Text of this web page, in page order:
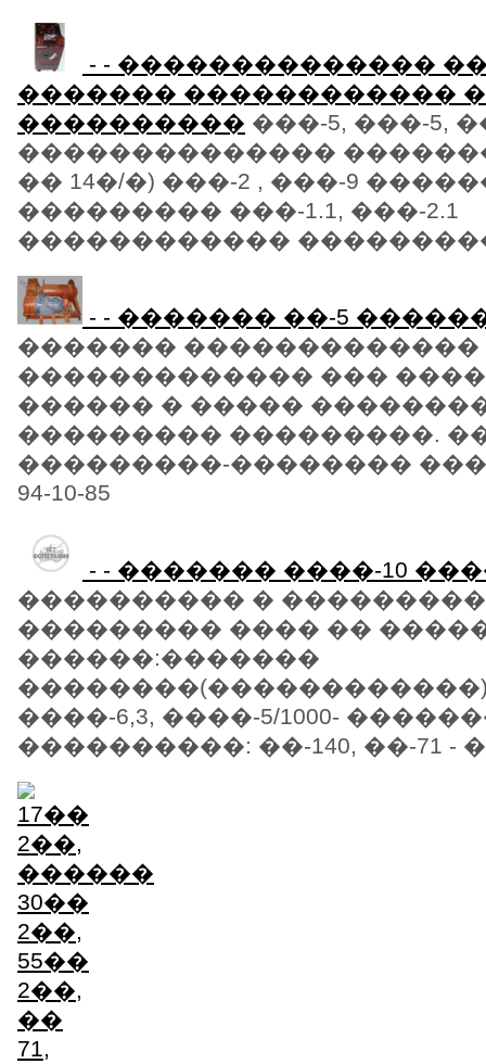
- - ��������������
������� ������������
���������� ���-5, ���-5,
��������������
�� 14�/�) ���-2 , ���-9
��������� ���-1.1, ���-2.1
������������
- - ������� ��-5
������� �������������
������������� ���
������ � �����
��������� ���������.
���������-��������
94-10-85
- - ������� ����-10
���������� �
��������� ���� ��
������:�������
��������(������������):
����-6,3, ����-5/1000-
����������: ��-140, ��-71 -